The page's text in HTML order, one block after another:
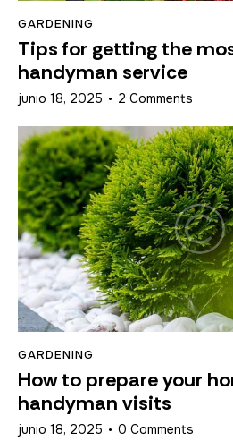
GARDENING
Tips for getting the
handyman service
junio 18, 2025 2 Comments
GARDENING
How to prepare your
handyman visits
junio 18, 2025 0 Comments